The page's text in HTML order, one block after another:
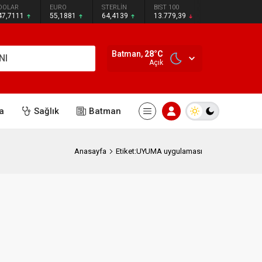
EURO
55,1881
STERLİN
64,4139
BIST 100
13.779,39
Batman, 28°C
Açık
Sağlık Batman
Anasayfa Etiket:UYUMA uygulaması